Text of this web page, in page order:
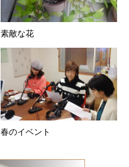
素敵な花
春のイベント